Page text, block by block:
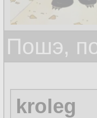
Пошэ,
kroleg